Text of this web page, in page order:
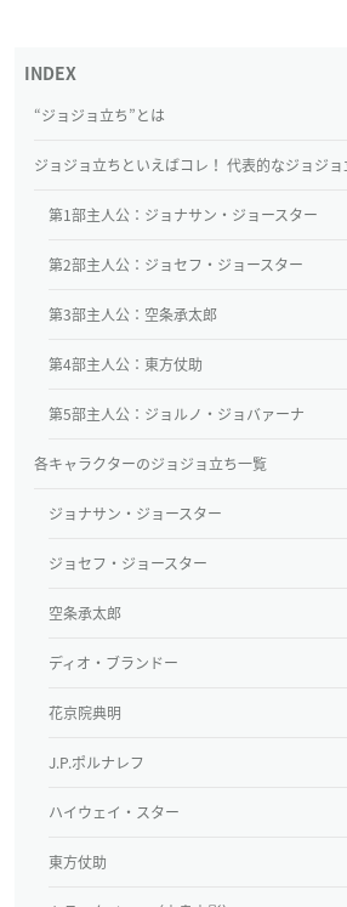
“ジョジョ立ち”とは
ジョジョ立ちといえばコレ！ 代表的なジョジ
第1部主人公：ジョナサン・ジョースター
第2部主人公：ジョセフ・ジョースター
第3部主人公：空条承太郎
第4部主人公：東方仗助
第5部主人公：ジョルノ・ジョバァーナ
各キャラクターのジョジョ立ち一覧
ジョナサン・ジョースター
ジョセフ・ジョースター
空条承太郎
ディオ・ブランドー
花京院典明
J.P.ポルナレフ
ハイウェイ・スター
東方仗助